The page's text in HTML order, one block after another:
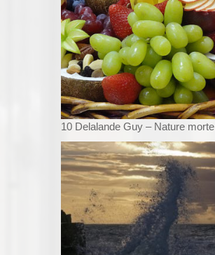
10 Delalande Guy – Nature morte